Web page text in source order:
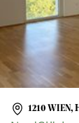
1210 WIEN,